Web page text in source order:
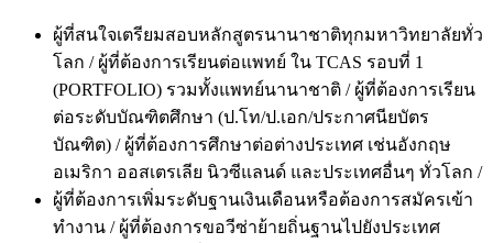
ผู้ที่สนใจเตรียมสอบหลักสูตรนานาชาติทุกมหาวิทยาลัยทั่ว
โลก / ผู้ที่ต้องการเรียนต่อแพทย์ ใน TCAS รอบที่ 1
(PORTFOLIO) รวมทั้งแพทย์นานาชาติ / ผู้ที่ต้องการเรียน
ต่อระดับบัณฑิตศึกษา (ป.โท/ป.เอก/ประกาศนียบัตร
บัณฑิต) / ผู้ที่ต้องการศึกษาต่อต่างประเทศ เช่นอังกฤษ
อเมริกา ออสเตรเลีย นิวซีแลนด์ และประเทศอื่นๆ ทั่วโลก /
ผู้ที่ต้องการเพิ่มระดับฐานเงินเดือนหรือต้องการสมัครเข้า
ทำงาน / ผู้ที่ต้องการขอวีซ่าย้ายถิ่นฐานไปยังประเทศ